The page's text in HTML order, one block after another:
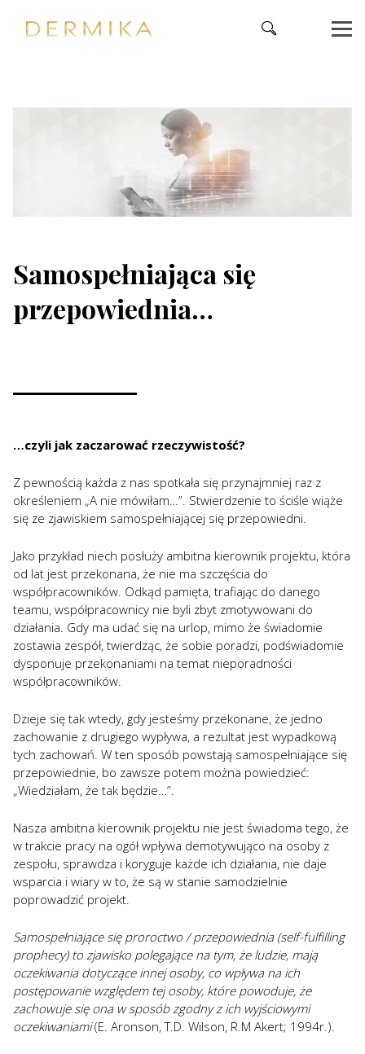
Samospełniająca się
przepowiednia…
…czyli jak zaczarować rzeczywistość?
Z pewnością każda z nas spotkała się przynajmniej raz z
określeniem „A nie mówiłam…”. Stwierdzenie to ściśle wiąże
się ze zjawiskiem samospełniającej się przepowiedni.
Jako przykład niech posłuży ambitna kierownik projektu, która
od lat jest przekonana, że nie ma szczęścia do
współpracowników. Odkąd pamięta, trafiając do danego
teamu, współpracownicy nie byli zbyt zmotywowani do
działania. Gdy ma udać się na urlop, mimo że świadomie
zostawia zespół, twierdząc, że sobie poradzi, podświadomie
dysponuje przekonaniami na temat nieporadności
współpracowników.
Dzieje się tak wtedy, gdy jesteśmy przekonane, że jedno
zachowanie z drugiego wypływa, a rezultat jest wypadkową
tych zachowań. W ten sposób powstają samospełniające się
przepowiednie, bo zawsze potem można powiedzieć:
„Wiedziałam, że tak będzie…”.
Nasza ambitna kierownik projektu nie jest świadoma tego, że
w trakcie pracy na ogół wpływa demotywująco na osoby z
zespołu, sprawdza i koryguje każde ich działania, nie daje
wsparcia i wiary w to, że są w stanie samodzielnie
poprowadzić projekt.
Samospełniające się proroctwo / przepowiednia (self-fulfilling
prophecy) to zjawisko polegające na tym, że ludzie, mają
oczekiwania dotyczące innej osoby, co wpływa na ich
postępowanie względem tej osoby, które powoduje, że
zachowuje się ona w sposób zgodny z ich wyjściowymi
oczekiwaniami(E. Aronson, T.D. Wilson, R.M Akert; 1994r.).